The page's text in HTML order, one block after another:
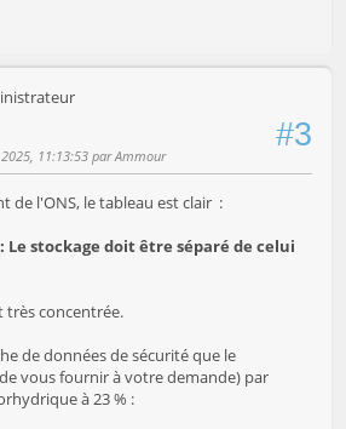
#3
11:13:53 par Ammour
de l'ONS, le tableau est clair :
Le stockage doit être séparé de celui
très concentrée.
de données de sécurité que le
vous fournir à votre demande) par
à 23 % :